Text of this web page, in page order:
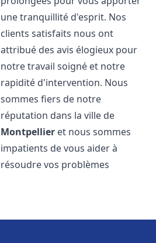
une tranquillité d'esprit. Nos
clients satisfaits nous ont
attribué des avis élogieux pour
notre travail soigné et notre
rapidité d'intervention. Nous
sommes fiers de notre
réputation dans la ville de
Montpellier et nous sommes
impatients de vous aider à
résoudre vos problèmes